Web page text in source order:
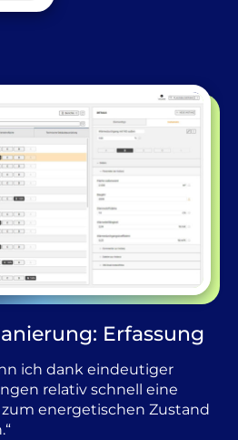
Erfassung
ich dank eindeutiger
relativ schnell eine
zum energetischen Zustand